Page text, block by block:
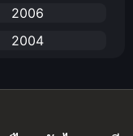
2006
2004